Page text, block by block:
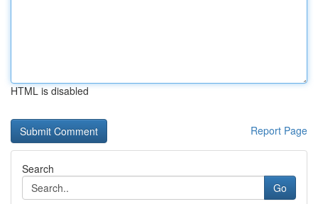
HTML is disabled
Report Page
Search
Go